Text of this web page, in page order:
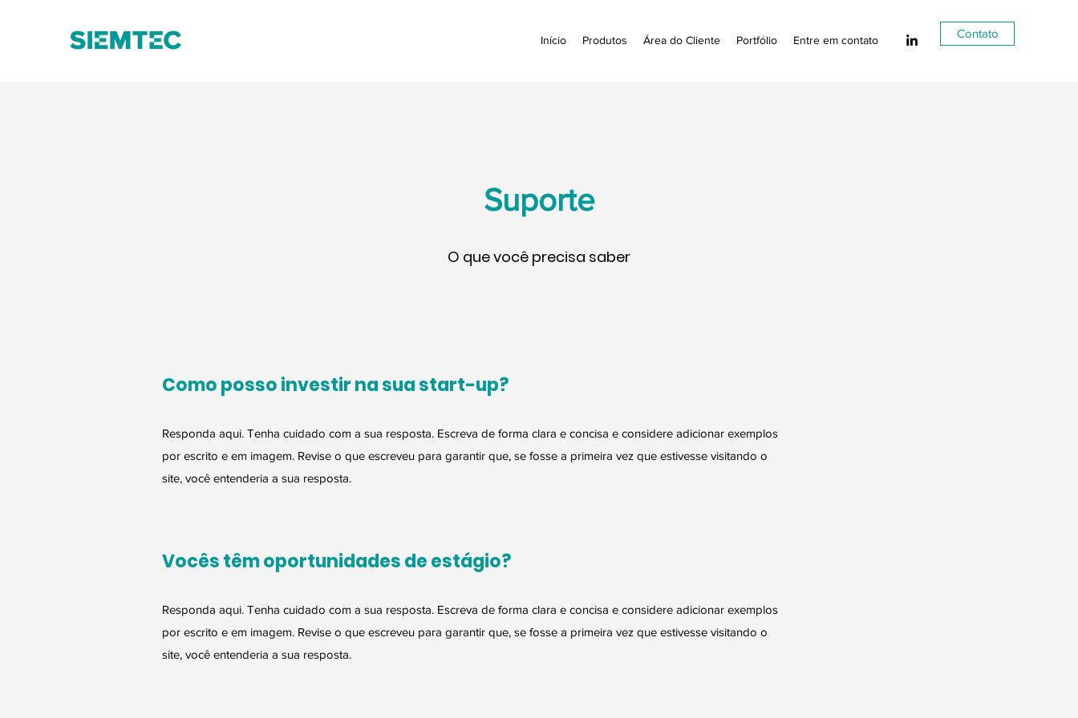
Início Produtos Área do Cliente Portfólio Entre em contato Contato
Suporte
O que você precisa saber
Como posso investir na sua start-up?
Responda aqui. Tenha cuidado com a sua resposta. Escreva de forma clara e concisa e considere adicionar exemplos
por escrito e em imagem. Revise o que escreveu para garantir que, se fosse a primeira vez que estivesse visitando o
site, você entenderia a sua resposta.
Vocês têm oportunidades de estágio?
Responda aqui. Tenha cuidado com a sua resposta. Escreva de forma clara e concisa e considere adicionar exemplos
por escrito e em imagem. Revise o que escreveu para garantir que, se fosse a primeira vez que estivesse visitando o
site, você entenderia a sua resposta.